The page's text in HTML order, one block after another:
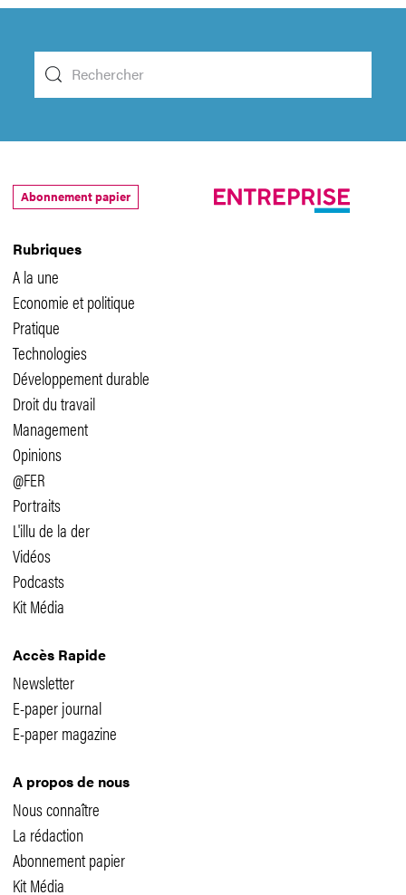
Rubriques
A la une
Economie et politique
Pratique
Technologies
Développement durable
Droit du travail
Management
Opinions
@FER
Portraits
L'illu de la der
Vidéos
Podcasts
Kit Média
Accès Rapide
Newsletter
E-paper journal
E-paper magazine
A propos de nous
Nous connaître
La rédaction
Abonnement papier
Kit Média
Abonnement papier